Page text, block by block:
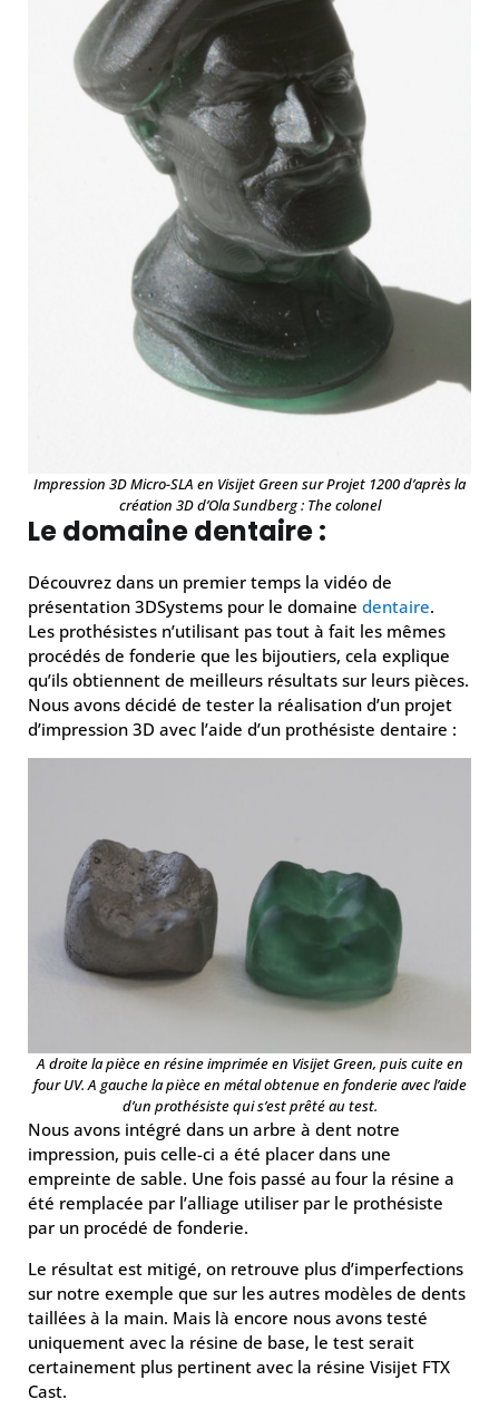
Impression 3D Micro-SLA en Visijet Green sur Projet 1200 d’après la
création 3D d’Ola Sundberg : The colonel
Le domaine dentaire :
Découvrez dans un premier temps la vidéo de
présentation 3DSystems pour le domaine dentaire.
Les prothésistes n’utilisant pas tout à fait les mêmes
procédés de fonderie que les bijoutiers, cela explique
qu’ils obtiennent de meilleurs résultats sur leurs pièces.
Nous avons décidé de tester la réalisation d’un projet
d’impression 3D avec l’aide d’un prothésiste dentaire :
A droite la pièce en résine imprimée en Visijet Green, puis cuite en
four UV. A gauche la pièce en métal obtenue en fonderie avec l’aide
d’un prothésiste qui s’est prêté au test.
Nous avons intégré dans un arbre à dent notre
impression, puis celle-ci a été placer dans une
empreinte de sable. Une fois passé au four la résine a
été remplacée par l’alliage utiliser par le prothésiste
par un procédé de fonderie.
Le résultat est mitigé, on retrouve plus d’imperfections
sur notre exemple que sur les autres modèles de dents
taillées à la main. Mais là encore nous avons testé
uniquement avec la résine de base, le test serait
certainement plus pertinent avec la résine Visijet FTX
Cast.